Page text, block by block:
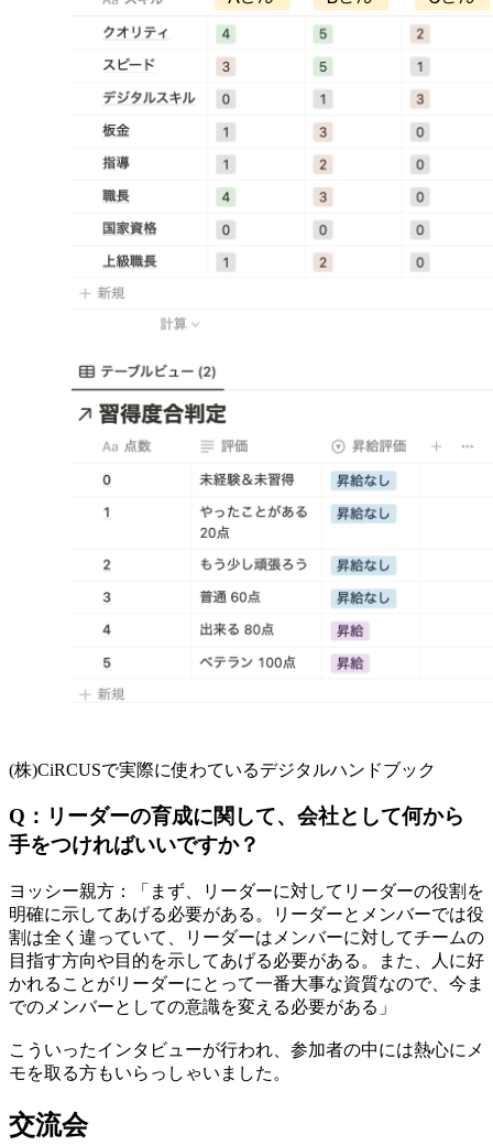
(株)CiRCUSで実際に使わているデジタルハンドブック
Q：リーダーの育成に関して、会社として何から
手をつければいいですか？
ヨッシー親方：「まず、リーダーに対してリーダーの役割を
明確に示してあげる必要がある。リーダーとメンバーでは役
割は全く違っていて、リーダーはメンバーに対してチームの
目指す方向や目的を示してあげる必要がある。また、人に好
かれることがリーダーにとって一番大事な資質なので、今ま
でのメンバーとしての意識を変える必要がある」
こういったインタビューが行われ、参加者の中には熱心にメ
モを取る方もいらっしゃいました。
交流会